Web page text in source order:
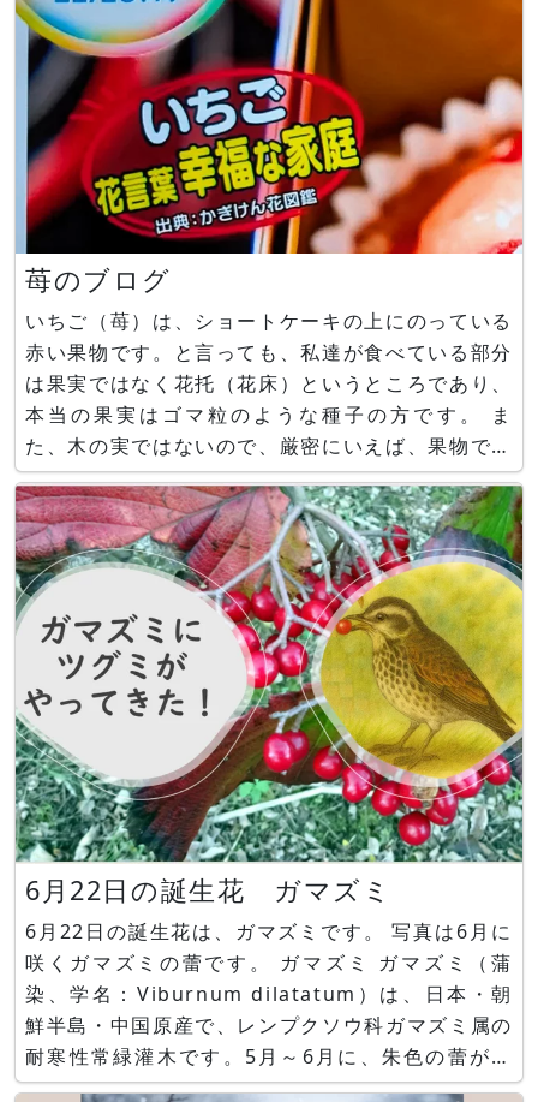
苺のブログ
いちご（苺）は、ショートケーキの上にのっている
赤い果物です。と言っても、私達が食べている部分
は果実ではなく花托（花床）というところであり、
本当の果実はゴマ粒のような種子の方です。 ま
た、木の実ではないので、厳密にいえば、果物では
なく野菜ですが、日本の市場では果物として扱かわ
れます。 苺の学名は、Fragaria × ananassaと言
い、野苺2種を掛け合わせて作られた園芸品種（主
にオランダ）
6月22日の誕生花 ガマズミ
6月22日の誕生花は、ガマズミです。 写真は6月に
咲くガマズミの蕾です。 ガマズミ ガマズミ（蒲
染、学名：Viburnum dilatatum）は、日本・朝
鮮半島・中国原産で、レンプクソウ科ガマズミ属の
耐寒性常緑灌木です。5月～6月に、朱色の蕾が開
花し、芳香のある白い集合花を咲かせます。10月